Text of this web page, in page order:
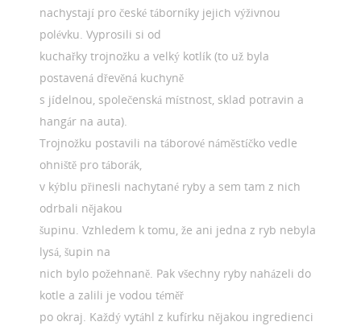
nachystají pro české táborníky jejich výživnou
polévku. Vyprosili si od
kuchařky trojnožku a velký kotlík (to už byla
postavená dřevěná kuchyně
s jídelnou, společenská místnost, sklad potravin a
hangár na auta).
Trojnožku postavili na táborové náměstíčko vedle
ohniště pro táborák,
v kýblu přinesli nachytané ryby a sem tam z nich
odrbali nějakou
šupinu. Vzhledem k tomu, že ani jedna z ryb nebyla
lysá, šupin na
nich bylo požehnaně. Pak všechny ryby naházeli do
kotle a zalili je vodou téměř
po okraj. Každý vytáhl z kufírku nějakou ingredienci